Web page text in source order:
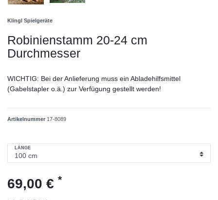
Klingl Spielgeräte
Robinienstamm 20-24 cm
Durchmesser
WICHTIG: Bei der Anlieferung muss ein Abladehilfsmittel
(Gabelstapler o.ä.) zur Verfügung gestellt werden!
Artikelnummer 17-8089
LÄNGE
69,00 € *